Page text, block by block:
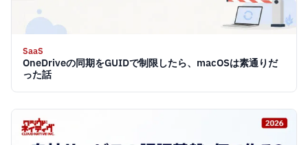
SaaS
OneDriveの同期をGUIDで制限したら、macOSは素通りだ
った話